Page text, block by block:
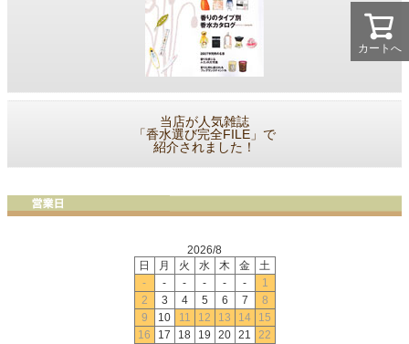
カートへ
当店が人気雑誌
「香水選び完全FILE」で
紹介されました！
2026/8
日
月 火 水 木 金
土
-
- - - - -
1
2
3 4 5 6 7
8
9
10 11 12 13 14
15
16
17 18 19 20 21 22